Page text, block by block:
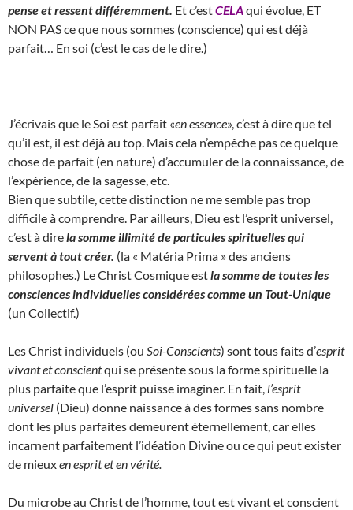
pense et ressent différemment. Et c’estCELAqui évolue, ET
NON PAS ce que nous sommes (conscience) qui est déjà
parfait… En soi (c’est le cas de le dire.)
J’écrivais que le Soi est parfait «en essence», c’est à dire que tel
qu’il est, il est déjà au top. Mais cela n’empêche pas ce quelque
chose de parfait (en nature) d’accumuler de la connaissance, de
l’expérience, de la sagesse, etc.
Bien que subtile, cette distinction ne me semble pas trop
difficile à comprendre. Par ailleurs, Dieu est l’esprit universel,
c’est à direla somme illimité de particules spirituelles qui
servent à tout créer. (la « Matéria Prima » des anciens
philosophes.) Le Christ Cosmique estla somme de toutes les
consciences individuelles considérées comme un Tout-Unique
(un Collectif.)
Les Christ individuels (ou Soi-Conscients) sont tous faits d’esprit
vivant et conscientqui se présente sous la forme spirituelle la
plus parfaite que l’esprit puisse imaginer. En fait, l’esprit
universel (Dieu) donne naissance à des formes sans nombre
dont les plus parfaites demeurent éternellement, car elles
incarnent parfaitement l’idéation Divine ou ce qui peut exister
de mieuxen esprit et en vérité.
Du microbe au Christ de l’homme, tout est vivant et conscient